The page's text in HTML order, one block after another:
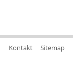
Kontakt Sitemap